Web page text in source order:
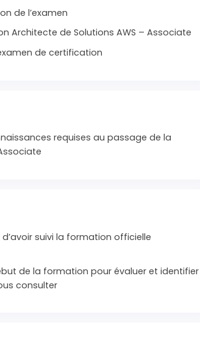
de l’examen
Architecte de Solutions AWS – Associate
de certification
requises au passage de la
suivi la formation officielle
de la formation pour évaluer et identifier
consulter